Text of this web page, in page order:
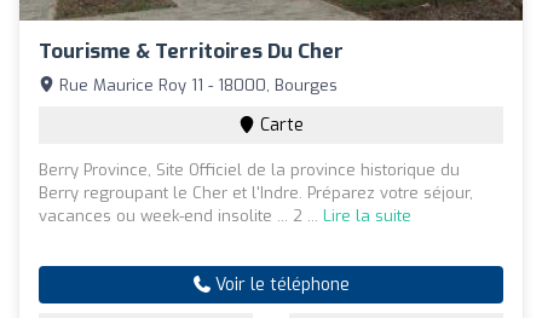
Tourisme & Territoires Du Cher
Rue Maurice Roy 11 - 18000, Bourges
Carte
Berry Province, Site Officiel de la province historique du
Berry regroupant le Cher et l'Indre. Préparez votre séjour,
vacances ou week-end insolite ... 2 ... Lire la suite
Voir le téléphone